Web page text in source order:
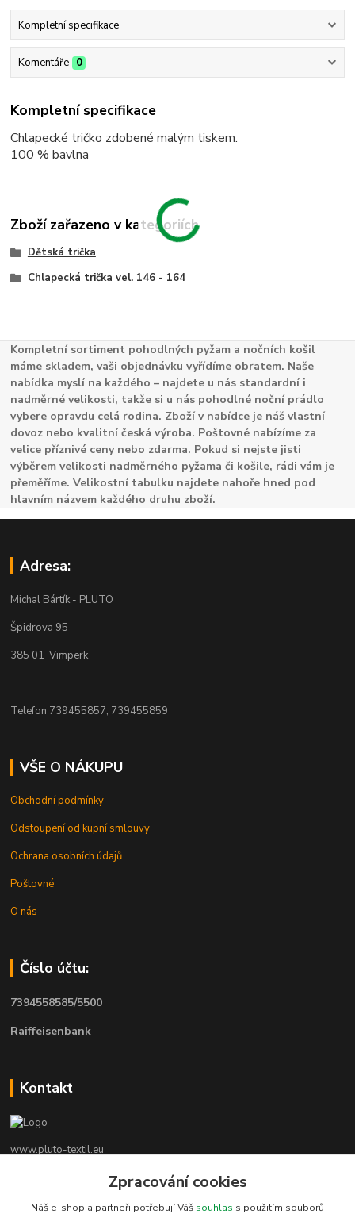
Kompletní specifikace
Komentáře 0
Kompletní specifikace
Chlapecké tričko zdobené malým tiskem.
100 % bavlna
Zboží zařazeno v kategoriích
Dětská trička
Chlapecká trička vel. 146 - 164
Kompletní sortiment pohodlných pyžam a nočních košil
máme skladem, vaši objednávku vyřídíme obratem. Naše
nabídka myslí na každého – najdete u nás standardní i
nadměrné velikosti, takže si u nás pohodlné noční prádlo
vybere opravdu celá rodina. Zboží v nabídce je náš vlastní
dovoz nebo kvalitní česká výroba. Poštovné nabízíme za
velice příznivé ceny nebo zdarma. Pokud si nejste jisti
výběrem velikosti nadměrného pyžama či košile, rádi vám je
přeměříme. Velikostní tabulku najdete nahoře hned pod
hlavním názvem každého druhu zboží.
Adresa:
Michal Bártík - PLUTO
Špidrova 95
385 01 Vimperk
Telefon 739455857, 739455859
VŠE O NÁKUPU
Obchodní podmínky
Odstoupení od kupní smlouvy
Ochrana osobních údajů
Poštovné
O nás
Číslo účtu:
7394558585/5500
Raiffeisenbank
Kontakt
www.pluto-textil.eu
+420 739 455 857
Zpracování cookies
Náš e-shop a partneři potřebují Váš souhlas s použitím souborů